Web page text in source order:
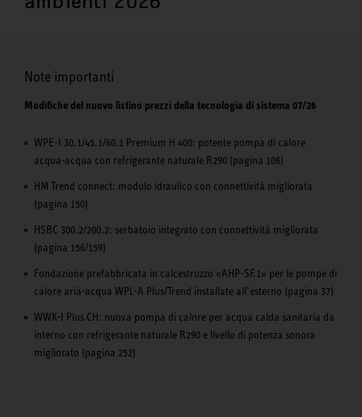
Note importanti
Modifiche del nuovo listino prezzi della tecnologia di sistema 07/26
WPE-I 30.1/45.1/60.1 Premium H 400: potente pompa di calore
acqua-acqua con refrigerante naturale R290 (pagina 106)
HM Trend connect: modulo idraulico con connettività migliorata
(pagina 150)
HSBC 300.2/200.2: serbatoio integrato con connettività migliorata
(pagina 156/159)
Fondazione prefabbricata in calcestruzzo «AHP-SF.1» per le pompe di
calore aria-acqua WPL-A Plus/Trend installate all’esterno (pagina 37)
WWK-I Plus CH: nuova pompa di calore per acqua calda sanitaria da
interno con refrigerante naturale R290 e livello di potenza sonora
migliorato (pagina 252)